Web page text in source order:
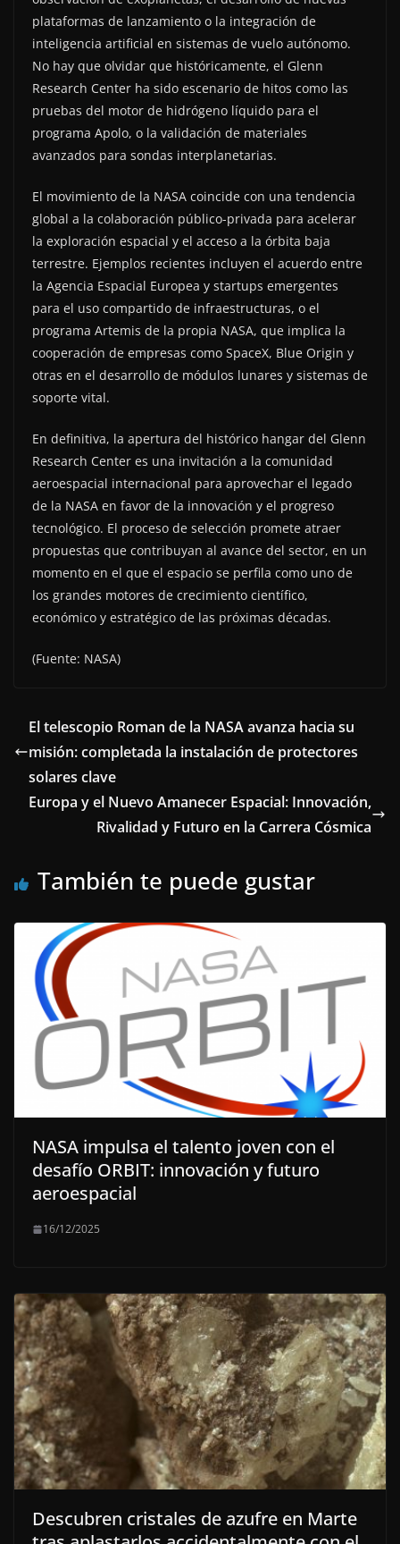
plataformas de lanzamiento o la integración de
inteligencia artificial en sistemas de vuelo autónomo.
No hay que olvidar que históricamente, el Glenn
Research Center ha sido escenario de hitos como las
pruebas del motor de hidrógeno líquido para el
programa Apolo, o la validación de materiales
avanzados para sondas interplanetarias.
El movimiento de la NASA coincide con una tendencia
global a la colaboración público-privada para acelerar
la exploración espacial y el acceso a la órbita baja
terrestre. Ejemplos recientes incluyen el acuerdo entre
la Agencia Espacial Europea y startups emergentes
para el uso compartido de infraestructuras, o el
programa Artemis de la propia NASA, que implica la
cooperación de empresas como SpaceX, Blue Origin y
otras en el desarrollo de módulos lunares y sistemas de
soporte vital.
En definitiva, la apertura del histórico hangar del Glenn
Research Center es una invitación a la comunidad
aeroespacial internacional para aprovechar el legado
de la NASA en favor de la innovación y el progreso
tecnológico. El proceso de selección promete atraer
propuestas que contribuyan al avance del sector, en un
momento en el que el espacio se perfila como uno de
los grandes motores de crecimiento científico,
económico y estratégico de las próximas décadas.
(Fuente: NASA)
El telescopio Roman de la NASA avanza hacia su
misión: completada la instalación de protectores
solares clave
Europa y el Nuevo Amanecer Espacial: Innovación,
Rivalidad y Futuro en la Carrera Cósmica
También te puede gustar
NASA impulsa el talento joven con el
desafío ORBIT: innovación y futuro
aeroespacial
16/12/2025
Descubren cristales de azufre en Marte